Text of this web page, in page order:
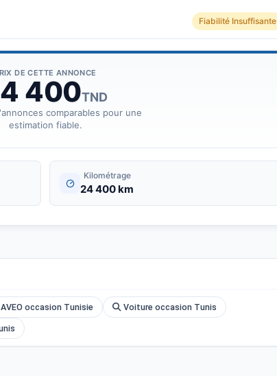
Fiabilité Insuffisante
DE CETTE ANNONCE
400TND
comparables pour une
estimation fiable.
Kilométrage
24 400 km
occasion Tunisie Voiture occasion Tunis